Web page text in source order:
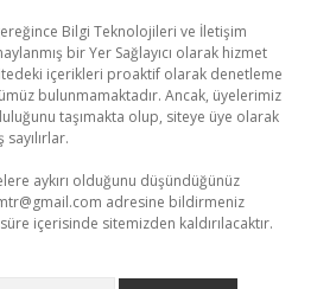
Bilgi Teknolojileri ve İletişim
bir Yer Sağlayıcı olarak hizmet
içerikleri proaktif olarak denetleme
bulunmamaktadır. Ancak, üyelerimiz
taşımakta olup, siteye üye olarak
aykırı olduğunu düşündüğünüz
adresine bildirmeniz
içerisinde sitemizden kaldırılacaktır.